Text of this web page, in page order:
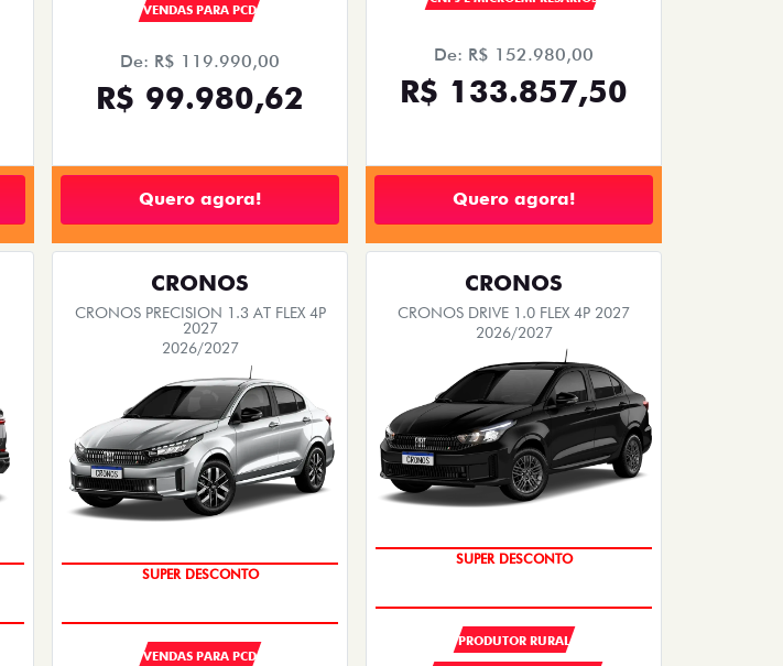
VENDAS PARA PCD
De: R$ 119.990,00
R$ 99.980,62
Quero agora!
De: R$ 152.980,00
R$ 133.857,50
Quero agora!
CRONOS
CRONOS PRECISION 1.3 AT FLEX 4P
2027
2026/2027
SUPER DESCONTO
VENDAS PARA PCD
CRONOS
CRONOS DRIVE 1.0 FLEX 4P 2027
2026/2027
SUPER DESCONTO
PRODUTOR RURAL